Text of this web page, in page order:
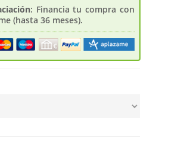
: Financia tu compra con
(hasta 36 meses).